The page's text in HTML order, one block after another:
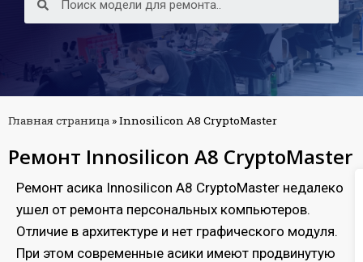
Главная страница »Innosilicon A8 CryptoMaster
Ремонт Innosilicon A8 CryptoMaster
Ремонт асика Innosilicon A8 CryptoMaster недалеко
ушел от ремонта персональных компьютеров.
Отличие в архитектуре и нет графического модуля.
При этом современные асики имеют продвинутую